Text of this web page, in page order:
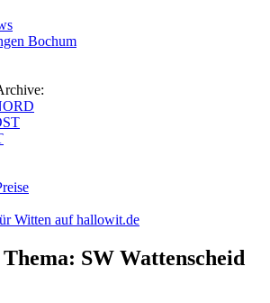
Bochum
Witten auf hallowit.de
SW Wattenscheid